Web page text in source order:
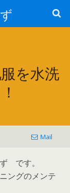
を水洗
Mail
です。
ングのメンテ